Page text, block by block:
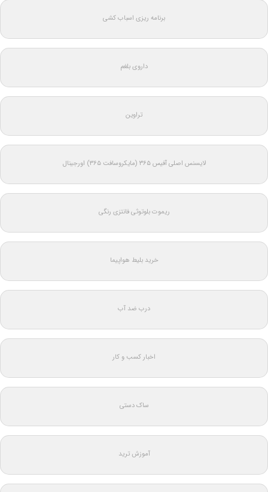
برنامه ریزی اسباب کشی
داروی بلغم
تراوین
لایسنس اصلی آفیس ۳۶۵ (مایکروسافت ۳۶۵) اورجینال
ریموت بلوتوثی فانتزی رنگی
خرید بلیط هواپیما
درب ضد آب
اخبار کسب و کار
ساک دستی
آموزش ترید